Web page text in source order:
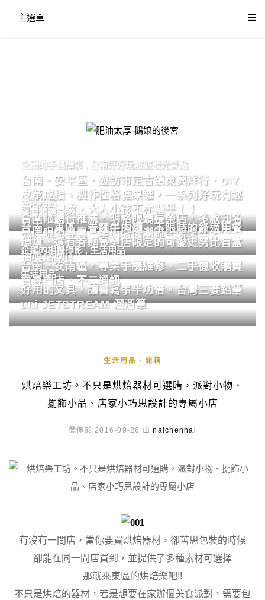
主選單
肥油太厚-鵝娘的後宮
企鵝的手機攝影 台南好好玩旅遊觀光景點
台南．安平區．遊訪市定古蹟東興洋行．DIY
皮革戒指、製作性格糖果罐，一系列好玩有趣
的手作體驗，大人小孩不亦樂乎！！
生活用品
台南眼鏡行推薦．明格眼鏡長榮店．多款知名
品牌眼鏡專賣．掌握時尚潮流配鏡美學。
餐廳體驗
台南．東區．眷麵牛肉麵．不限時的舒適用餐
環境．還有眷麵長榮店限定的可愛史努比盲盒
抽獎活動!!
企鵝的相機攝影,生活用品
台南．安南區．專業手機維修、二手機收購買
賣專門店．不二通訊
生活用品
好用的文具，讓書寫事半功倍，台灣三菱鉛筆
uni JETSTREAM 溜溜筆
生活用品、開箱
烘焙樂工坊。不只是烘焙器材可選購，派對小物、
擺飾小品、店家小巧思設計的專屬小店
發佈於 2016-09-26 由naichennai
有沒有一間店，當你要買烘焙器材，卻苦思包裝的時候
卻能在同一間店買到，並提供了多種素材可選擇
那就來東區的烘焙樂吧!!
不只是烘焙的器材，若是想要在家辦個美食派對，需要包